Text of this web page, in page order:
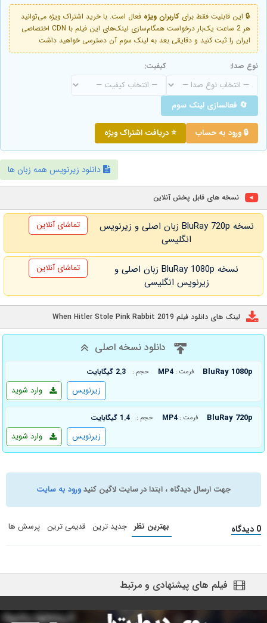
🔒 این قابلیت فقط برای کاربران ویژه فعال است. با خرید اشتراک ویژه می‌توانید
هر 2 ساعت یک‌بار درخواست همگام‌سازی لینک‌های این فیلم با CDN اختصاصی
ایران را ثبت کنید و دقایقی بعد به لینک سوم آن دسترسی خواهید داشت
نوع صدا: کیفیت:
🔄 فعالسازی لینک سوم
🔒 ورود به حساب ⭐ دریافت اشتراک ویژه
دانلود زیرنویس همه زبان ها
نسخه های قابل پخش آنلاین
نسخه BluRay 720p زبان اصلی و زیرنویس
انگلیسی
تماشای آنلاین
نسخه BluRay 1080p زبان اصلی و
زیرنویس انگلیسی
تماشای آنلاین
لینک های دانلود فیلم When Hitler Stole Pink Rabbit 2019
دانلود نسخه اصلی
BluRay 1080p فرمت : MP4 حجم : 2.3 گیگابایت
وارد شوید زیرنویس
BluRay 720p فرمت : MP4 حجم : 1.4 گیگابایت
وارد شوید زیرنویس
جهت ارسال دیدگاه ، ابتدا در سایت لاگین کنیدورود به سایت
0 دیدگاه بهترین نظر جدید ترین قدیمی ترین پرسش ها
فیلم های پیشنهادی و مرتبط